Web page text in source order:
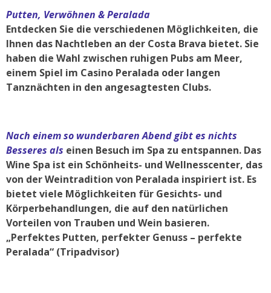
Putten, Verwöhnen & Peralada
Entdecken Sie die verschiedenen Möglichkeiten, die
Ihnen das Nachtleben an der Costa Brava bietet. Sie
haben die Wahl zwischen ruhigen Pubs am Meer,
einem Spiel im Casino Peralada oder langen
Tanznächten in den angesagtesten Clubs.
Nach einem so wunderbaren Abend gibt es nichts
Besseres als einen Besuch im Spa zu entspannen. Das
Wine Spa ist ein Schönheits- und Wellnesscenter, das
von der Weintradition von Peralada inspiriert ist. Es
bietet viele Möglichkeiten für Gesichts- und
Körperbehandlungen, die auf den natürlichen
Vorteilen von Trauben und Wein basieren.
„Perfektes Putten, perfekter Genuss – perfekte
Peralada“ (Tripadvisor)